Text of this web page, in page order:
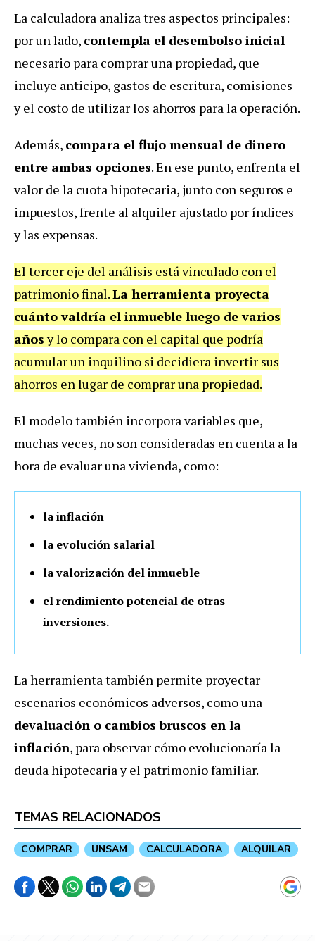
La calculadora analiza tres aspectos principales:
por un lado, contempla el desembolso inicial
necesario para comprar una propiedad, que
incluye anticipo, gastos de escritura, comisiones
y el costo de utilizar los ahorros para la operación.
Además, compara el flujo mensual de dinero
entre ambas opciones. En ese punto, enfrenta el
valor de la cuota hipotecaria, junto con seguros e
impuestos, frente al alquiler ajustado por índices
y las expensas.
El tercer eje del análisis está vinculado con el
patrimonio final.La herramienta proyecta
cuánto valdría el inmueble luego de varios
añosy lo compara con el capital que podría
acumular un inquilino si decidiera invertir sus
ahorros en lugar de comprar una propiedad.
El modelo también incorpora variables que,
muchas veces, no son consideradas en cuenta a la
hora de evaluar una vivienda, como:
la inflación
la evolución salarial
la valorización del inmueble
el rendimiento potencial de otras
inversiones.
La herramienta también permite proyectar
escenarios económicos adversos, como una
devaluación o cambios bruscos en la
inflación, para observar cómo evolucionaría la
deuda hipotecaria y el patrimonio familiar.
TEMAS RELACIONADOS
COMPRAR UNSAM CALCULADORA ALQUILAR